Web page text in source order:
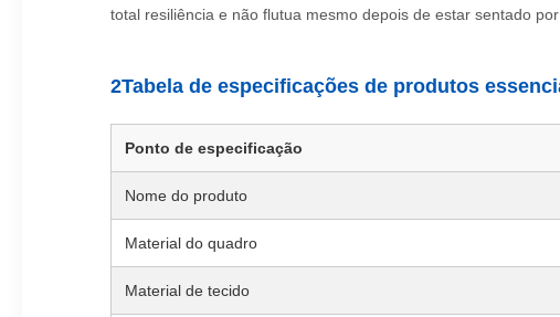
total resiliência e não flutua mesmo depois de estar sentado
2Tabela de especificações de produtos
Ponto de especificação
Nome do produto
Material do quadro
Material de tecido